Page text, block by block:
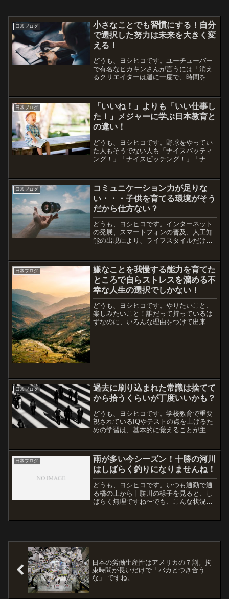
日常ブログ
小さなことでも習慣にする！自分
で選択した努力は未来を大きく変
える！
どうも、ヨシヒコです。ユーチューバー
で有名なヒカキンさんが言うには「消え
るクリエイターは週に一度で、時間をか
くても毎日続ける。」これは、どんなこ
とにも通用する考え方だな...
日常ブログ
「いいね！」よりも「いい仕事し
た！」メジャーに学ぶ日本教育と
の違い！
どうも、ヨシヒコです。野球をやってい
た人もそうでない人も「ナイスバッティ
ング！」「ナイスピッチング！」「ナイ
う。NICE（ナイス）は、「良い」「素晴
らしい」という意味で使...
日常ブログ
コミュニケーション力が足りな
い・・・子供を育てる環境がそう
だから仕方ない？
どうも、ヨシヒコです。インターネット
の発展、スマートフォンの普及、人工知
能の出現により、ライフスタイルだけじ
こでも通話やメールができるし、情報に
触れることができる。でも...
日常ブログ
嫌なことを我慢する能力を育てた
ところで自らストレスを溜める不
幸な人生の選択でしかない！
どうも、ヨシヒコです。やりたいこと、
楽しみたいこと！誰だって持っているは
ずなのに、いろんな理由をつけて出来な
日常ブログ
過去に刷り込まれた常識は捨てて
から拾うくらいが丁度いいかも？
どうも、ヨシヒコです。学校教育で重要
視されているIQやテストの点を上げるた
めの学習は、基本的に覚えることが主体
代は、想像から創造するための知能を向
上させる学びが必要にな...
日常ブログ
雨が多い今シーズン！十勝の河川
はしばらく釣りになりませんね！
どうも、ヨシヒコです。いつも通勤で通
る橋の上から十勝川の様子を見ると、し
ばらく無理ですね〜でも、こんな状況で
日本の労働生産性はアメリカの７割。拘
束時間が長いだけで「バカとつき合う
な」 ですね。